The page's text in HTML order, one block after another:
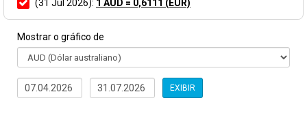
(31 Jul 2026): 1 AUD = 0,6111 (EUR)
Mostrar o gráfico de
EXIBIR